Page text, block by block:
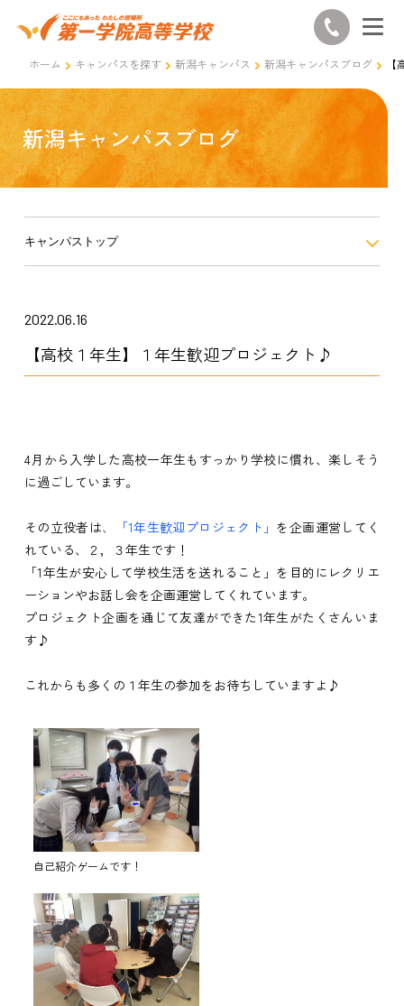
ホーム キャンパスを探す 新潟キャンパス 新潟キャンパスブログ
新潟キャンパスブログ
キャンパストップ
2022.06.16
【高校１年生】１年生歓迎プロジェクト♪
4月から入学した高校一年生もすっかり学校に慣れ、楽しそう
に過ごしています。
その立役者は、 「1年生歓迎プロジェクト」 を企画運営してく
れている、２，３年生です！
「1年生が安心して学校生活を送れること」を目的にレクリエ
ーションやお話し会を企画運営してくれています。
プロジェクト企画を通じて友達ができた1年生がたくさんいま
す♪
これからも多くの１年生の参加をお待ちしていますよ♪
自己紹介ゲームです！